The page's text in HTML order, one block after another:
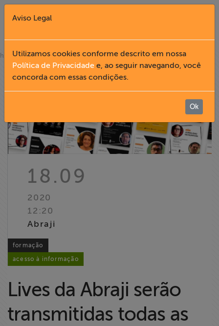
Fechar X
English
Institucional
Informação
Liberdade de
Expressão
Projetos
Proteção Legal
home»notícias
18.09
2020
12:20
Abraji
formação
acesso à informação
Lives da Abraji serão
transmitidas todas as
Aviso Legal
Utilizamos cookies conforme descrito em nossa
Política de Privacidade e, ao seguir navegando, você
concorda com essas condições.
Ok